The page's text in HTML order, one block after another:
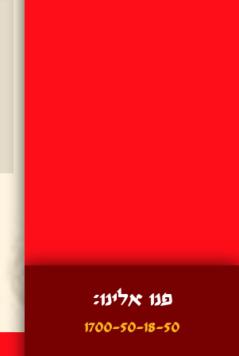
פנו אלינו:
1700-50-18-50